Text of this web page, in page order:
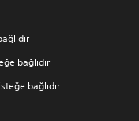
bağlıdır
bağlıdır